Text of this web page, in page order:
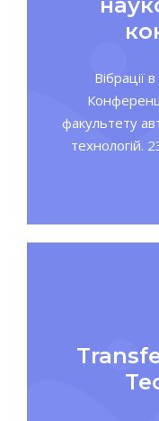
Вібрації
факультету
технологій.